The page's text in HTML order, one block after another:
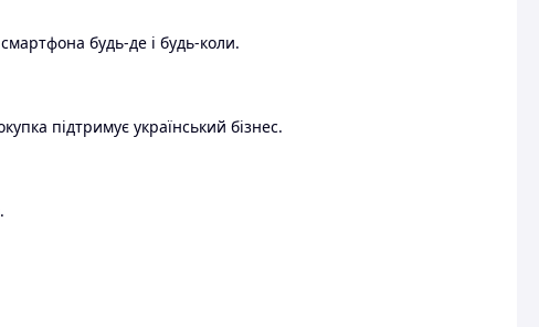
будь-де і будь-коли.
підтримує український бізнес.